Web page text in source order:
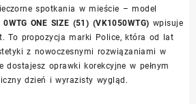
spotkania w mieście – model
ONE SIZE (51) (VK1050WTG) wpisuje
To propozycja marki Police, która od lat
z nowoczesnymi rozwiązaniami w
dostajesz oprawki korekcyjne w pełnym
dzień i wyrazisty wygląd.